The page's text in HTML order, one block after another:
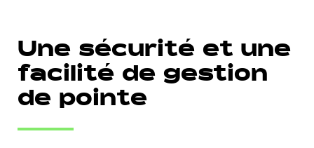
Une sécurité et une
facilité de gestion
de pointe